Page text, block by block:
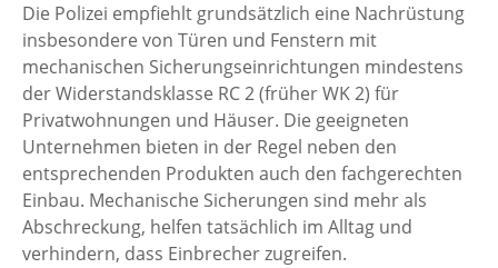
Die Polizei empfiehlt grundsätzlich eine Nachrüstung
insbesondere von Türen und Fenstern mit
mechanischen Sicherungseinrichtungen mindestens
der Widerstandsklasse RC 2 (früher WK 2) für
Privatwohnungen und Häuser. Die geeigneten
Unternehmen bieten in der Regel neben den
entsprechenden Produkten auch den fachgerechten
Einbau. Mechanische Sicherungen sind mehr als
Abschreckung, helfen tatsächlich im Alltag und
verhindern, dass Einbrecher zugreifen.